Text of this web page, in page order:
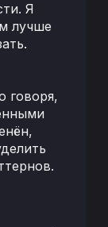
Я
лучше
говоря,